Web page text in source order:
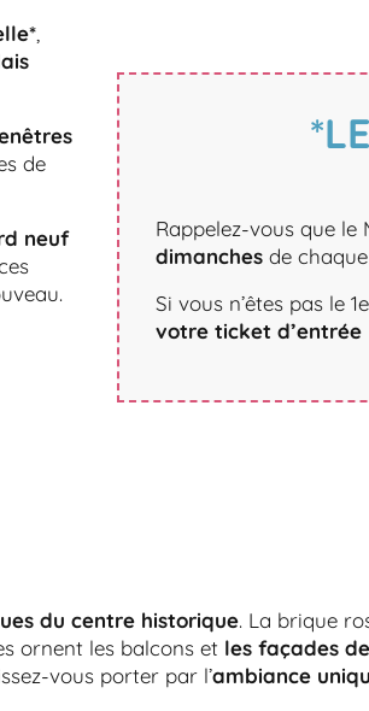
de
neuf
Rappelez-vous que le
dimanches de
Si vous n’êtes pas le
votre ticket d’entrée
du centre historique. La brique
ornent les balcons et les façades
vous porter par l’ambiance